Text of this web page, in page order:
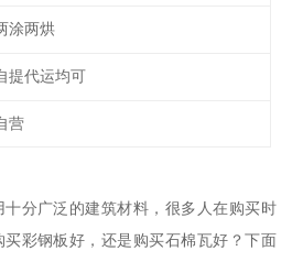
涂两烘
提代运均可
营
分广泛的建筑材料，很多人在购买时
彩钢板好，还是购买石棉瓦好？下面